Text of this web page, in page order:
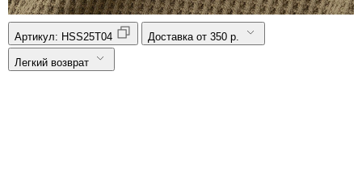
Артикул: HSS25T04 Доставка от 350 р.
Легкий возврат